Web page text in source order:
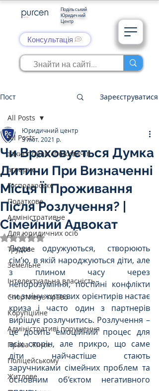
Подільський
Юридичний
Центр
Консультація
Пост Зареєструватися
All Posts
захист прав споживачів
аграрне
Господарське
Податкове
Адміністративне
Для юридичних осіб
Трудове
Земельне
Інтелектуальна власність
Спортивне право
Корупційне
Адміністративі порушення
Права Жінок
Поліцейському
Житлове
All Posts
Чи Враховується Думка
Дитини При Визначенні
Місця Їі Проживання
Після Розлучення? |
Сімейний Адвокат
Юридичний центр
3 лют. 2021 р.
Оцінка: NaN з 5 зірок.
Люди одружуються, створюють
сім’ю, в якій народжуються діти, але
з плином часу через
непорозуміння, постійні конфлікти
чи зміну життєвих орієнтирів настає
криза і часто один з партнерів
вирішує розлучитись. Розлучення –
це досить емоційний процес для
всіх сторін, але прикро, що саме
діти найчастіше стають
заручниками сімейних проблем та
основним об’єктом негативного